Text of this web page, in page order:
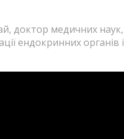
доктор медичних
ендокринних